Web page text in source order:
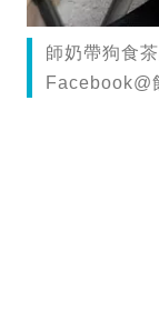
師奶帶狗食
Facebook@